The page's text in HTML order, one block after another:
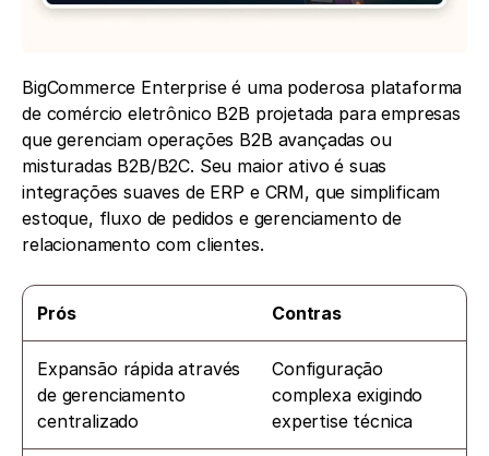
BigCommerce Enterprise é uma poderosa plataforma
de comércio eletrônico B2B projetada para empresas
que gerenciam operações B2B avançadas ou
misturadas B2B/B2C. Seu maior ativo é suas
integrações suaves de ERP e CRM, que simplificam
estoque, fluxo de pedidos e gerenciamento de
relacionamento com clientes.
Prós Contras
Expansão rápida através
de gerenciamento
centralizado
Configuração
complexa exigindo
expertise técnica